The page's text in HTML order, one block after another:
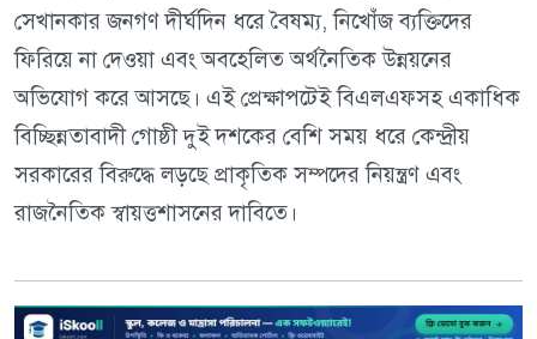
সেখানকার জনগণ দীর্ঘদিন ধরে বৈষম্য, নিখোঁজ ব্যক্তিদের
ফিরিয়ে না দেওয়া এবং অবহেলিত অর্থনৈতিক উন্নয়নের
অভিযোগ করে আসছে। এই প্রেক্ষাপটেই বিএলএফসহ একাধিক
বিচ্ছিন্নতাবাদী গোষ্ঠী দুই দশকের বেশি সময় ধরে কেন্দ্রীয়
সরকারের বিরুদ্ধে লড়ছে প্রাকৃতিক সম্পদের নিয়ন্ত্রণ এবং
রাজনৈতিক স্বায়ত্তশাসনের দাবিতে।